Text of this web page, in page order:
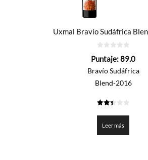
Uxmal Bravío Sudáfrica
de
Puntaje:89.0
Bravío Sudáfrica
Blend-2016
de 5
Leer más